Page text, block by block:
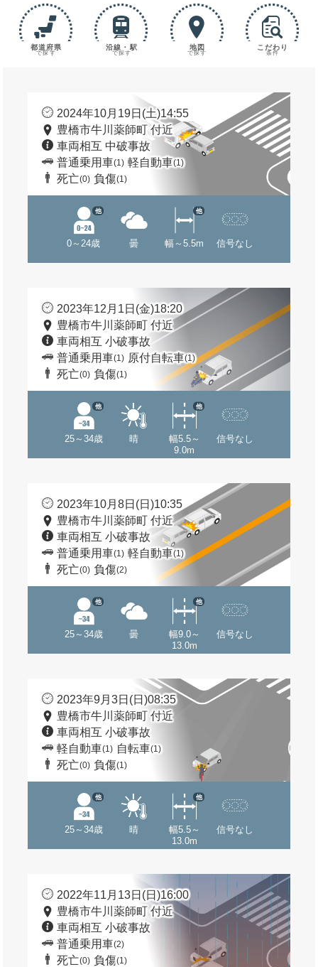
都道府県
で探す
沿線・駅
で探す
地図
で探す
こだわり
条件
2024年10月19日(土)14:55
豊橋市牛川薬師町 付近
車両相互 中破事故
普通乗用車(1) 軽自動車(1)
死亡(0) 負傷(1)
0～24歳
他
曇 幅～5.5m
他
信号なし
2023年12月1日(金)18:20
豊橋市牛川薬師町 付近
車両相互 小破事故
普通乗用車(1) 原付自転車(1)
死亡(0) 負傷(1)
25～34歳
他
晴
幅5.5～
9.0m
他
信号なし
2023年10月8日(日)10:35
豊橋市牛川薬師町 付近
車両相互 小破事故
普通乗用車(1) 軽自動車(1)
死亡(0) 負傷(2)
25～34歳
他
曇
幅9.0～
13.0m
他
信号なし
2023年9月3日(日)08:35
豊橋市牛川薬師町 付近
車両相互 小破事故
軽自動車(1) 自転車(1)
死亡(0) 負傷(1)
25～34歳
他
晴
幅5.5～
13.0m
他
信号なし
2022年11月13日(日)16:00
豊橋市牛川薬師町 付近
車両相互 小破事故
普通乗用車(2)
死亡(0) 負傷(1)